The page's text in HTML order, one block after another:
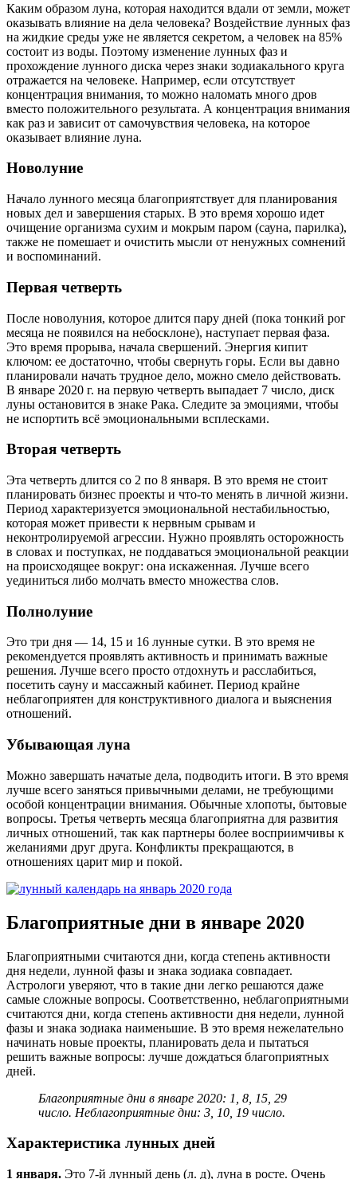
Каким образом луна, которая находится вдали от земли, может
оказывать влияние на дела человека? Воздействие лунных фаз
на жидкие среды уже не является секретом, а человек на 85%
состоит из воды. Поэтому изменение лунных фаз и
прохождение лунного диска через знаки зодиакального круга
отражается на человеке. Например, если отсутствует
концентрация внимания, то можно наломать много дров
вместо положительного результата. А концентрация внимания
как раз и зависит от самочувствия человека, на которое
оказывает влияние луна.
Новолуние
Начало лунного месяца благоприятствует для планирования
новых дел и завершения старых. В это время хорошо идет
очищение организма сухим и мокрым паром (сауна, парилка),
также не помешает и очистить мысли от ненужных сомнений
и воспоминаний.
Первая четверть
После новолуния, которое длится пару дней (пока тонкий рог
месяца не появился на небосклоне), наступает первая фаза.
Это время прорыва, начала свершений. Энергия кипит
ключом: ее достаточно, чтобы свернуть горы. Если вы давно
планировали начать трудное дело, можно смело действовать.
В январе 2020 г. на первую четверть выпадает 7 число, диск
луны остановится в знаке Рака. Следите за эмоциями, чтобы
не испортить всё эмоциональными всплесками.
Вторая четверть
Эта четверть длится со 2 по 8 января. В это время не стоит
планировать бизнес проекты и что-то менять в личной жизни.
Период характеризуется эмоциональной нестабильностью,
которая может привести к нервным срывам и
неконтролируемой агрессии. Нужно проявлять осторожность
в словах и поступках, не поддаваться эмоциональной реакции
на происходящее вокруг: она искаженная. Лучше всего
уединиться либо молчать вместо множества слов.
Полнолуние
Это три дня — 14, 15 и 16 лунные сутки. В это время не
рекомендуется проявлять активность и принимать важные
решения. Лучше всего просто отдохнуть и расслабиться,
посетить сауну и массажный кабинет. Период крайне
неблагоприятен для конструктивного диалога и выяснения
отношений.
Убывающая луна
Можно завершать начатые дела, подводить итоги. В это время
лучше всего заняться привычными делами, не требующими
особой концентрации внимания. Обычные хлопоты, бытовые
вопросы. Третья четверть месяца благоприятна для развития
личных отношений, так как партнеры более восприимчивы к
желаниями друг друга. Конфликты прекращаются, в
отношениях царит мир и покой.
Благоприятные дни в январе 2020
Благоприятными считаются дни, когда степень активности
дня недели, лунной фазы и знака зодиака совпадает.
Астрологи уверяют, что в такие дни легко решаются даже
самые сложные вопросы. Соответственно, неблагоприятными
считаются дни, когда степень активности дня недели, лунной
фазы и знака зодиака наименьшие. В это время нежелательно
начинать новые проекты, планировать дела и пытаться
решить важные вопросы: лучше дождаться благоприятных
дней.
Благоприятные дни в январе 2020: 1, 8, 15, 29
число. Неблагоприятные дни: 3, 10, 19 число.
Характеристика лунных дней
1 января. Это 7-й лунный день (л. д), луна в росте. Очень